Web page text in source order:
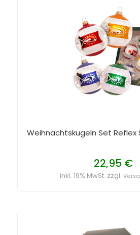
Weihnachtskugeln Set Reflex
22,95 €
inkl. 19% MwSt. zzgl.